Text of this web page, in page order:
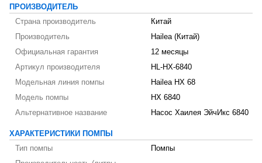
ПРОИЗВОДИТЕЛЬ
Страна производитель
Китай
Производитель
Hailea (Китай)
Официальная гарантия
12 месяцы
Артикул производителя
HL-HX-6840
Модельная линия помпы
Hailea HX 68
Модель помпы
HX 6840
Альтернативное название
Насос Хаилея ЭйчИкс 6840
ХАРАКТЕРИСТИКИ ПОМПЫ
Тип помпы
Помпы